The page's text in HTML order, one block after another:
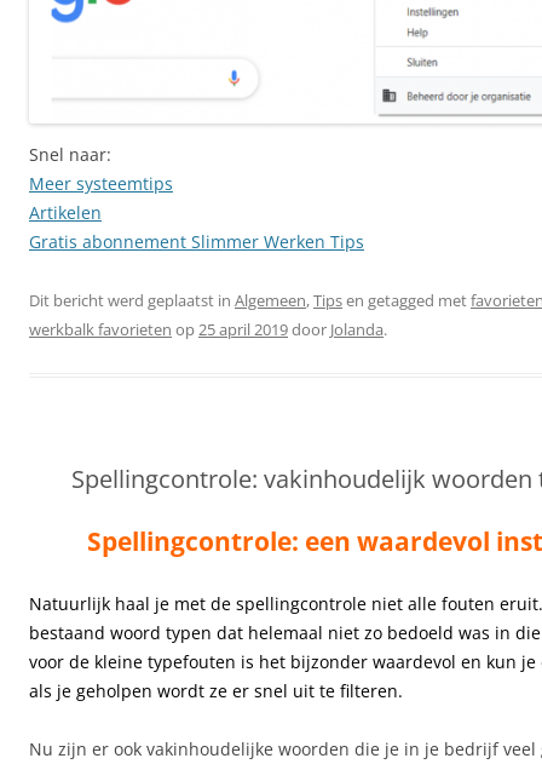
Snel naar:
Meer systeemtips
Artikelen
Gratis abonnement Slimmer Werken Tips
Dit bericht werd geplaatst in Algemeen,Tipsen getagged met
werkbalk favorieten op25 april 2019door Jolanda.
Spellingcontrole: vakinhoudelijk woorden
Spellingcontrole: een waardevol
Natuurlijk haal je met de spellingcontrole niet alle fouten
bestaand woord typen dat helemaal niet zo bedoeld was in
voor de kleine typefouten is het bijzonder waardevol en kun
als je geholpen wordt ze er snel uit te filteren.
Nu zijn er ook vakinhoudelijke woorden die je in je bedrijf